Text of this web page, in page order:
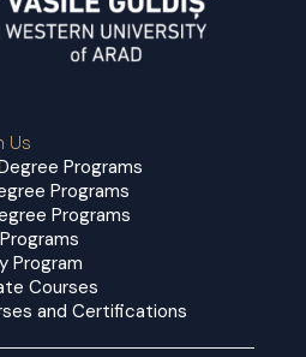
Us
Programs
Programs
Programs
Program
Courses
and Certifications